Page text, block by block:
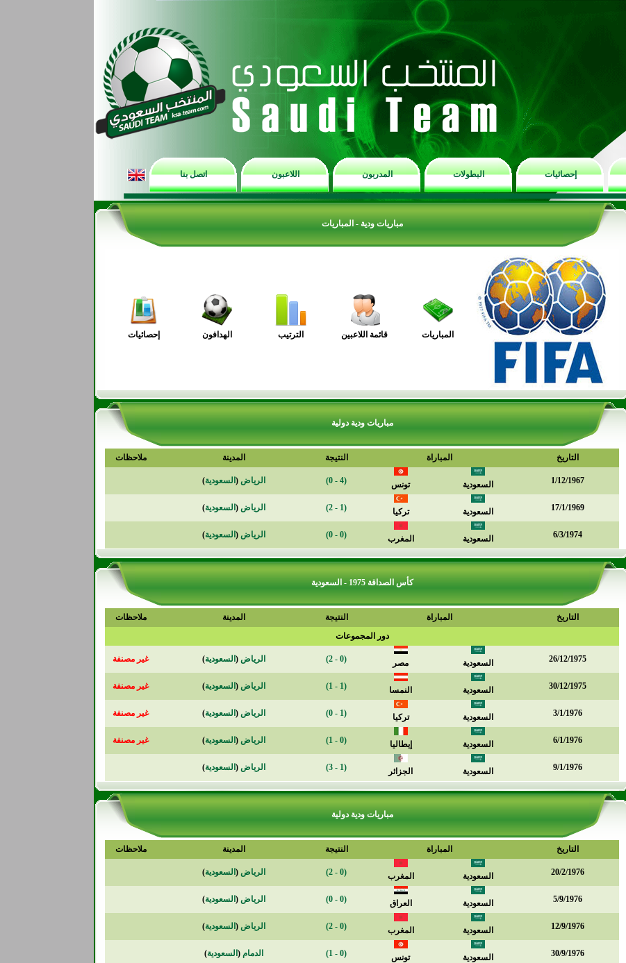
إحصائيات البطولات المدربون اللاعبون اتصل بنا
مباريات ودية - المباريات
المباريات قائمة اللاعبين الترتيب الهدافون إحصائيات
مباريات ودية دولية
التاريخ المباراة النتيجة المدينة ملاحظات
1/12/1967 السعودية تونس (4 - 0) الرياض ( السعودية)
17/1/1969 السعودية تركيا (1 - 2) الرياض ( السعودية)
6/3/1974 السعودية المغرب (0 - 0) الرياض ( السعودية)
كأس الصداقة 1975 - السعودية
التاريخ المباراة النتيجة المدينة
ملاحظات
دور المجموعات
26/12/1975 السعودية مصر (0 - 2) الرياض (السعودية) غير مصنفة
30/12/1975 السعودية النمسا (1 - 1) الرياض (السعودية) غير مصنفة
3/1/1976 السعودية تركيا (1 - 0) الرياض (السعودية) غير مصنفة
6/1/1976 السعودية إيطاليا (0 - 1) الرياض (السعودية) غير مصنفة
9/1/1976 السعودية الجزائر (1 - 3) الرياض (السعودية)
مباريات ودية دولية
التاريخ المباراة النتيجة المدينة ملاحظات
20/2/1976 السعودية المغرب (0 - 2) الرياض ( السعودية)
5/9/1976 السعودية العراق (0 - 0) الرياض ( السعودية)
12/9/1976 السعودية المغرب (0 - 2) الرياض ( السعودية)
30/9/1976 السعودية تونس (0 - 1) الدمام ( السعودية)